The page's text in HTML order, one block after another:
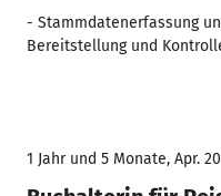
- Stammdatenerfassung
Bereitstellung und
1 Jahr und 5 Monate, Apr.